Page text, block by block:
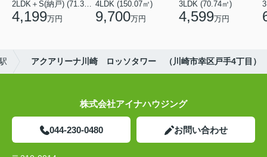
2LDK＋S(納戸) (71.36㎡)
4,199万円
4LDK (150.07㎡)
9,700万円
3LDK (70.74㎡)
4,599万円
アクアリーナ川崎 ロッソタワー （川崎市幸区戸手4丁目）
株式会社アイナハウジング
044-230-0480 お問い合わせ